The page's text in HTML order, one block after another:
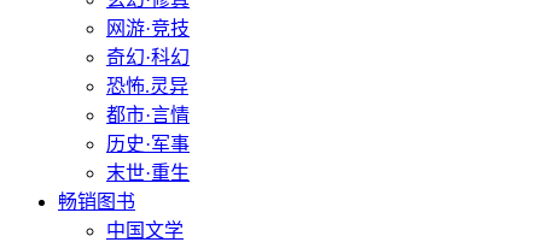
网游·竞技
奇幻·科幻
恐怖.灵异
都市·言情
历史·军事
末世·重生
畅销图书
中国文学